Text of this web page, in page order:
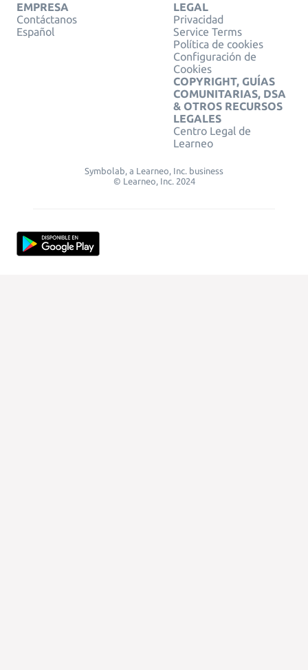
EMPRESA
Contáctanos
Español
LEGAL
Privacidad
Service Terms
Política de cookies
Configuración de
Cookies
COPYRIGHT, GUÍAS
COMUNITARIAS, DSA
& OTROS RECURSOS
LEGALES
Centro Legal de
Learneo
Symbolab, a Learneo, Inc. business
© Learneo, Inc. 2024